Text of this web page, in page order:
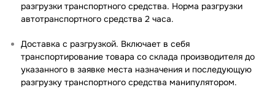
разгрузки транспортного средства. Норма разгрузки
автотранспортного средства 2 часа.
Доставка с разгрузкой. Включает в себя
транспортирование товара со склада производителя до
указанного в заявке места назначения и последующую
разгрузку транспортного средства манипулятором.